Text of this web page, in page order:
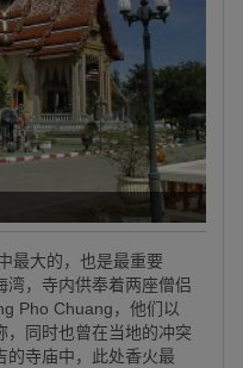
最大的，也是最重要
湾，寺内供奉着两座僧侣
Pho Chuang，他们以
，同时也曾在当地的冲突
的寺庙中，此处香火最